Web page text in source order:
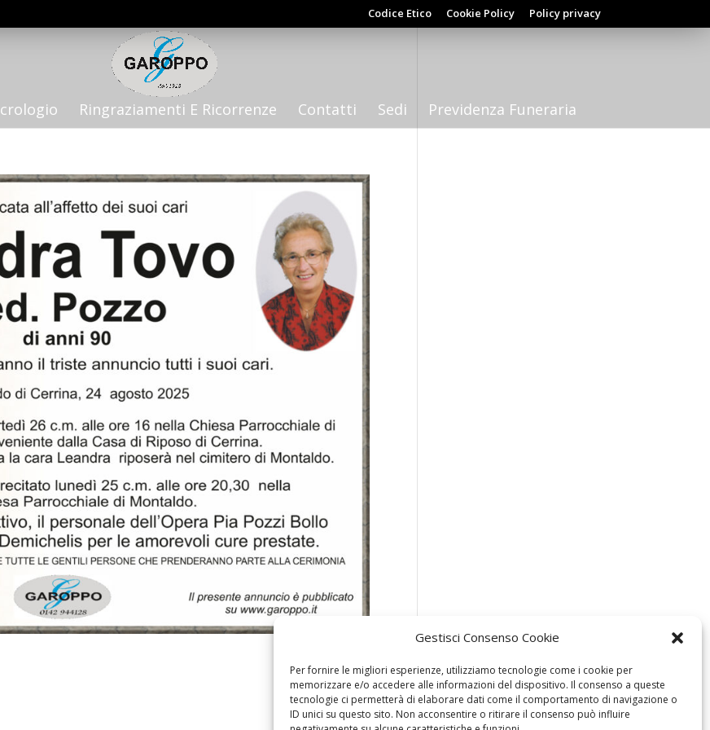
Gestisci Consenso Cookie
Per fornire le migliori esperienze, utilizziamo tecnologie come i cookie per
memorizzare e/o accedere alle informazioni del dispositivo. Il consenso a queste
tecnologie ci permetterà di elaborare dati come il comportamento di navigazione o
ID unici su questo sito. Non acconsentire o ritirare il consenso può influire
Codice Etico Cookie Policy Policy privacy
Ringraziamenti E Ricorrenze Contatti Sedi Previdenza Funeraria